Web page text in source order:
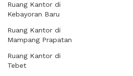
Ruang Kantor di
Kebayoran Baru
Ruang Kantor di
Mampang Prapatan
Ruang Kantor di
Tebet